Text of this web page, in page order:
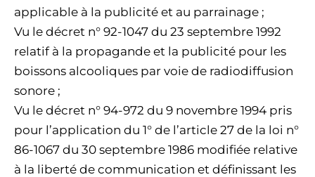
applicable à la publicité et au parrainage ;
Vu le décret n° 92-1047 du 23 septembre 1992
relatif à la propagande et la publicité pour les
boissons alcooliques par voie de radiodiffusion
sonore ;
Vu le décret n° 94-972 du 9 novembre 1994 pris
pour l’application du 1° de l’article 27 de la loi n°
86-1067 du 30 septembre 1986 modifiée relative
à la liberté de communication et définissant les